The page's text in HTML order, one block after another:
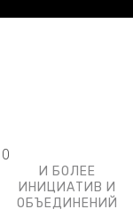
0
И БОЛЕЕ
ИНИЦИАТИВ И
ОБЪЕДИНЕНИЙ